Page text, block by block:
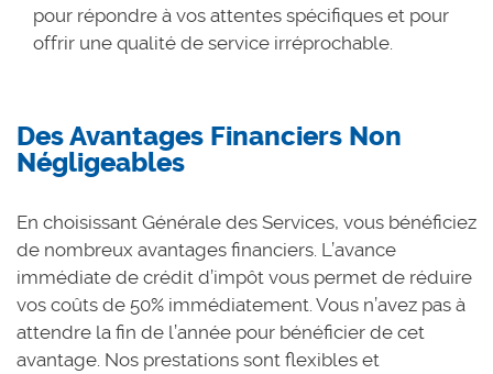
pour répondre à vos attentes spécifiques et pour
offrir une qualité de service irréprochable.
Des Avantages Financiers Non
Négligeables
En choisissant Générale des Services, vous bénéficiez
de nombreux avantages financiers. L’avance
immédiate de crédit d’impôt vous permet de réduire
vos coûts de 50% immédiatement. Vous n’avez pas à
attendre la fin de l’année pour bénéficier de cet
avantage. Nos prestations sont flexibles et